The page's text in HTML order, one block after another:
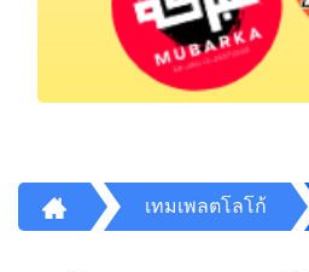
เทมเพลตโลโก้